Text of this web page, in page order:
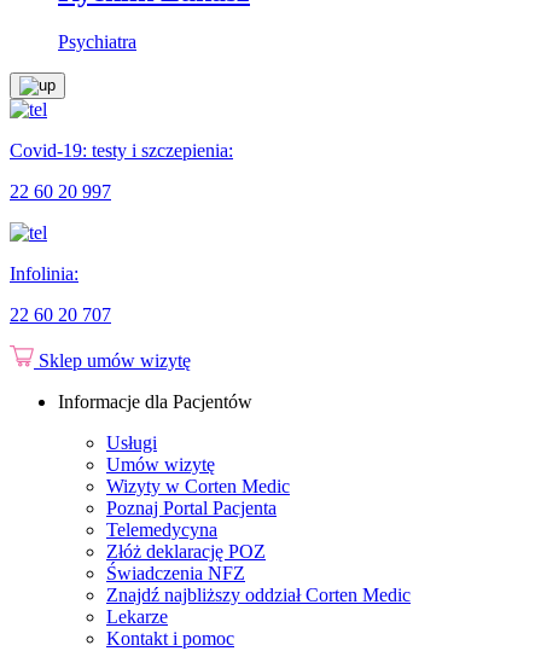
Psychiatra
Covid-19: testy i szczepienia:
22 60 20 997
Infolinia:
22 60 20 707
Sklep umów wizytę
Informacje dla Pacjentów
Usługi
Umów wizytę
Wizyty w Corten Medic
Poznaj Portal Pacjenta
Telemedycyna
Złóż deklarację POZ
Świadczenia NFZ
Znajdź najbliższy oddział Corten Medic
Lekarze
Kontakt i pomoc